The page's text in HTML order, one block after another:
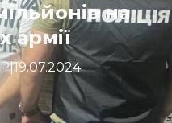
на
армії
|19.07.2024